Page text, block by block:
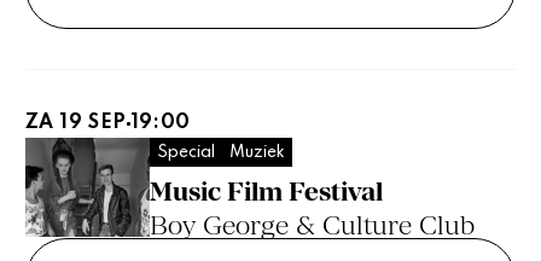
Music Film Festival
Boy George & Culture Club
Special Muziek
ZA 19 SEP 19:00